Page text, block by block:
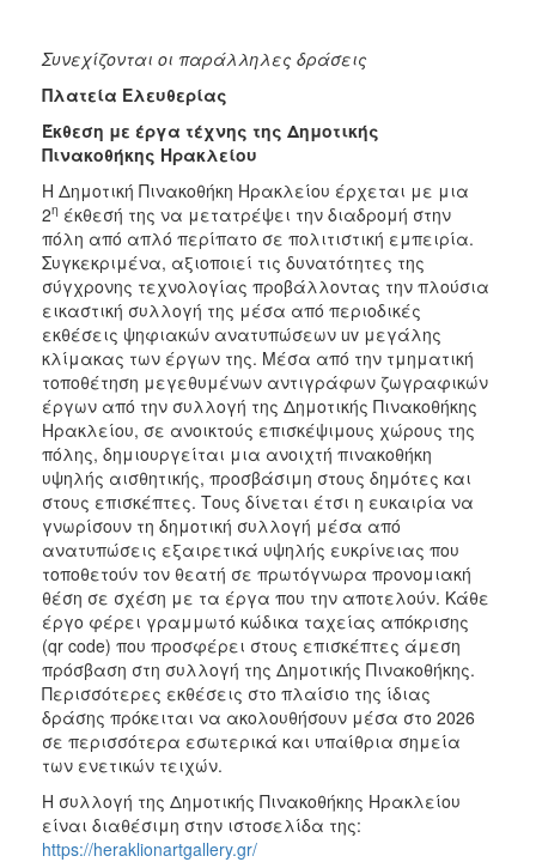
Συνεχίζονται οι παράλληλες δράσεις
Πλατεία Ελευθερίας
Έκθεση με έργα τέχνης της Δημοτικής
Πινακοθήκης Ηρακλείου
Η Δημοτική Πινακοθήκη Ηρακλείου έρχεται με μια
2η έκθεσή της να μετατρέψει την διαδρομή στην
πόλη από απλό περίπατο σε πολιτιστική εμπειρία.
Συγκεκριμένα, αξιοποιεί τις δυνατότητες της
σύγχρονης τεχνολογίας προβάλλοντας την πλούσια
εικαστική συλλογή της μέσα από περιοδικές
εκθέσεις ψηφιακών ανατυπώσεων uv μεγάλης
κλίμακας των έργων της. Μέσα από την τμηματική
τοποθέτηση μεγεθυμένων αντιγράφων ζωγραφικών
έργων από την συλλογή της Δημοτικής Πινακοθήκης
Ηρακλείου, σε ανοικτούς επισκέψιμους χώρους της
πόλης, δημιουργείται μια ανοιχτή πινακοθήκη
υψηλής αισθητικής, προσβάσιμη στους δημότες και
στους επισκέπτες. Τους δίνεται έτσι η ευκαιρία να
γνωρίσουν τη δημοτική συλλογή μέσα από
ανατυπώσεις εξαιρετικά υψηλής ευκρίνειας που
τοποθετούν τον θεατή σε πρωτόγνωρα προνομιακή
θέση σε σχέση με τα έργα που την αποτελούν. Κάθε
έργο φέρει γραμμωτό κώδικα ταχείας απόκρισης
(qr code) που προσφέρει στους επισκέπτες άμεση
πρόσβαση στη συλλογή της Δημοτικής Πινακοθήκης.
Περισσότερες εκθέσεις στο πλαίσιο της ίδιας
δράσης πρόκειται να ακολουθήσουν μέσα στο 2026
σε περισσότερα εσωτερικά και υπαίθρια σημεία
των ενετικών τειχών.
Η συλλογή της Δημοτικής Πινακοθήκης Ηρακλείου
είναι διαθέσιμη στην ιστοσελίδα της:
https://heraklionartgallery.gr/